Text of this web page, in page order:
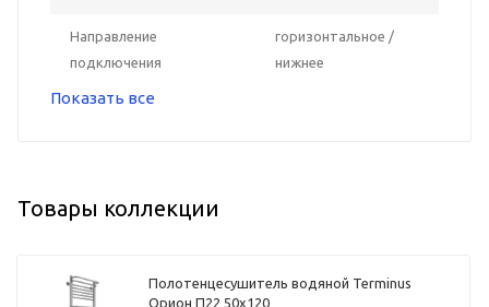
Направление
подключения
горизонтальное /
нижнее
Показать все
Товары коллекции
Полотенцесушитель водяной Terminus
Орион П22 50х120